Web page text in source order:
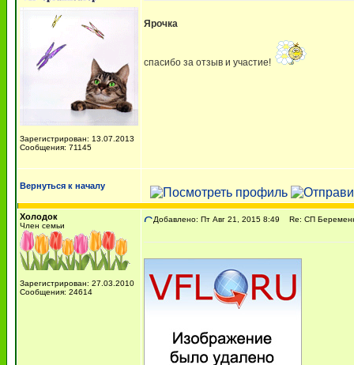
Зарегистрирован: 13.07.2013
Сообщения: 71145
Ярочка
спасибо за отзыв и участие!
Вернуться к началу
Холодок
Член семьи
Зарегистрирован: 27.03.2010
Сообщения: 24614
Добавлено: Пт Авг 21, 2015 8:49 Re: СП